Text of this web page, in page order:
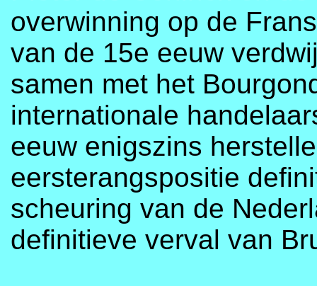
overwinning op de
van de 15e eeuw
samen met het
internationale
eeuw enigszins
eersterangspositie
scheuring van de
definitieve verval van